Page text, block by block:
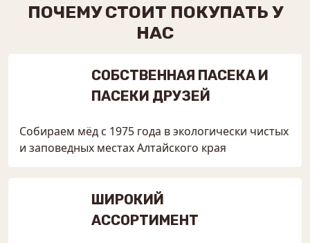
ПОЧЕМУ СТОИТ ПОКУПАТЬ У
НАС
СОБСТВЕННАЯ ПАСЕКА И
ПАСЕКИ ДРУЗЕЙ
Собираем мёд с 1975 года в экологически чистых
и заповедных местах Алтайского края
ШИРОКИЙ
АССОРТИМЕНТ